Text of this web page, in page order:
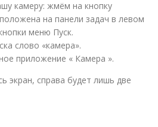
камеру: жмём на кнопку
на панели задач в левом
меню Пуск.
слово «камера».
приложение « Камера ».
экран, справа будет лишь две